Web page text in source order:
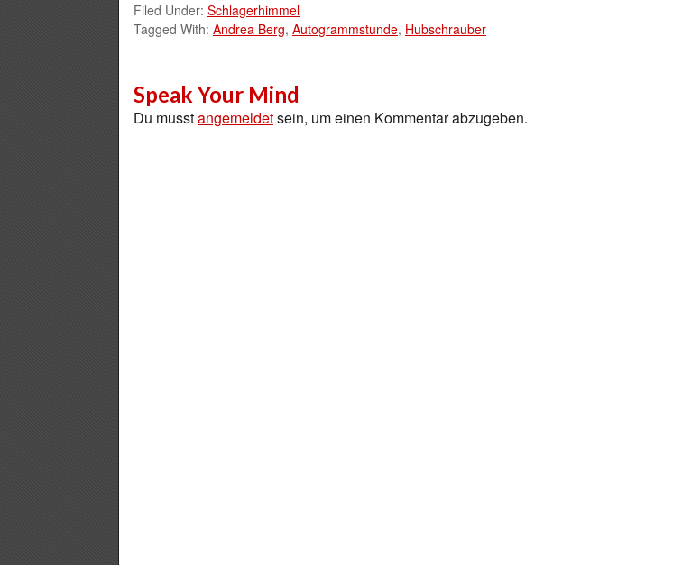
Filed Under: Schlagerhimmel
Tagged With: Andrea Berg, Autogrammstunde, Hubschrauber
Speak Your Mind
Du musstangemeldetsein, um einen Kommentar abzugeben.